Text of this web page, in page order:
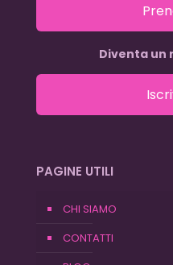
Diventa un
PAGINE UTILI
CHI SIAMO
CONTATTI